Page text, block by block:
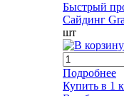
Быстрый
Сайдинг
шт
Подробнее
Купить в 1